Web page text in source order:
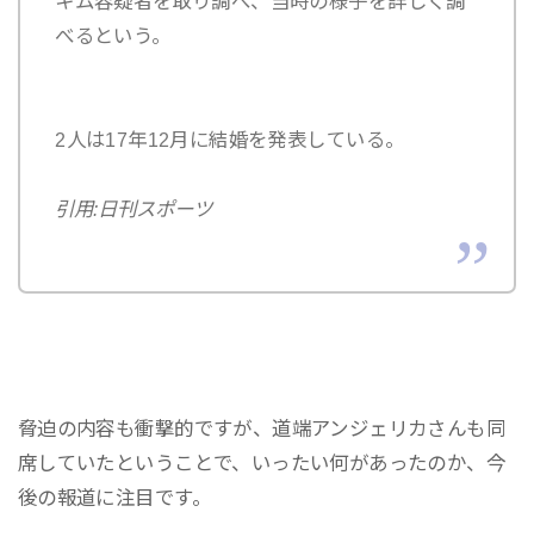
べるという。
2人は17年12月に結婚を発表している。
引用:日刊スポーツ
脅迫の内容も衝撃的ですが、道端アンジェリカさんも同
席していたということで、いったい何があったのか、今
後の報道に注目です。